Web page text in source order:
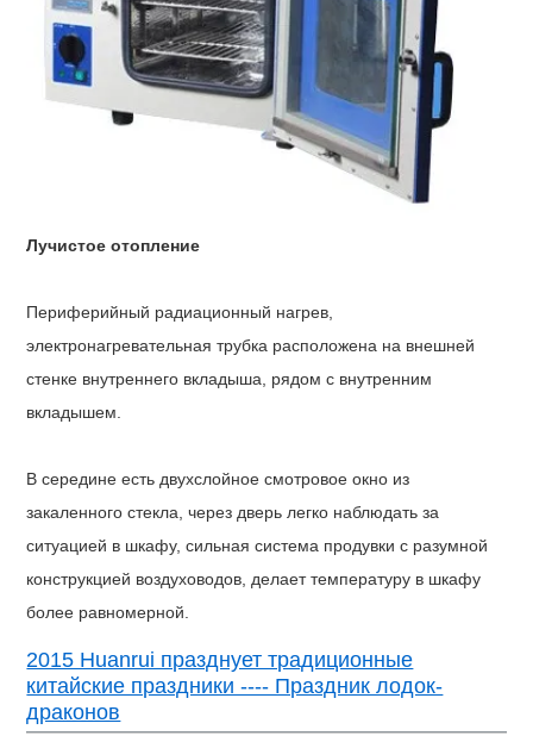
Лучистое отопление
Периферийный радиационный нагрев,
электронагревательная трубка расположена на внешней
стенке внутреннего вкладыша, рядом с внутренним
вкладышем.
В середине есть двухслойное смотровое окно из
закаленного стекла, через дверь легко наблюдать за
ситуацией в шкафу, сильная система продувки с разумной
конструкцией воздуховодов, делает температуру в шкафу
более равномерной.
2015 Huanrui празднует традиционные
китайские праздники ---- Праздник лодок-
драконов